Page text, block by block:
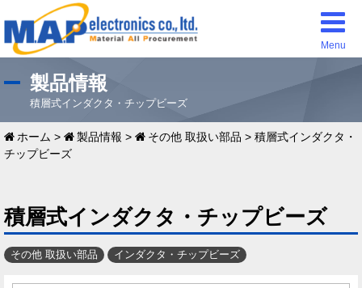
Menu
製品情報
積層式インダクタ・チップビーズ
ホーム > 製品情報 > その他 取扱い部品 > 積層式インダクタ・
チップビーズ
積層式インダクタ・チップビーズ
その他 取扱い部品 インダクタ・チップビーズ